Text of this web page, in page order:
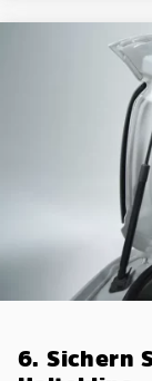
6. Sichern